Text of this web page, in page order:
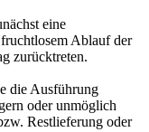
eine
Ablauf der
zurücktreten.
die Ausführung
oder unmöglich
Restlieferung oder